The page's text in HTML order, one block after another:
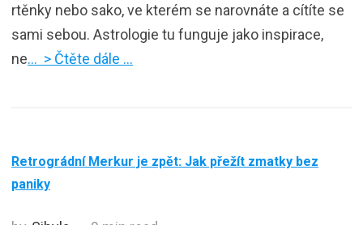
rtěnky nebo sako, ve kterém se narovnáte a cítíte se
sami sebou. Astrologie tu funguje jako inspirace,
ne… > Čtěte dále …
Retrográdní Merkur je zpět: Jak přežít zmatky bez
paniky